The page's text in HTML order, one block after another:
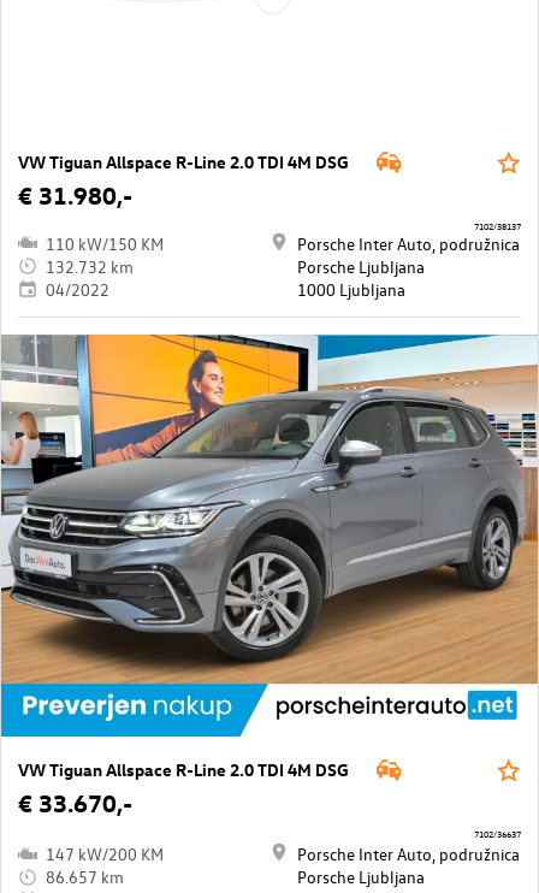
VW Tiguan Allspace R-Line 2.0 TDI 4M DSG
€ 31.980,-
110 kW/150 KM
132.732 km
04/2022
Porsche Inter Auto, podružnica
Porsche Ljubljana
1000 Ljubljana
7102/38137
VW Tiguan Allspace R-Line 2.0 TDI 4M DSG
€ 33.670,-
147 kW/200 KM
86.657 km
Porsche Inter Auto, podružnica
Porsche Ljubljana
7102/36637